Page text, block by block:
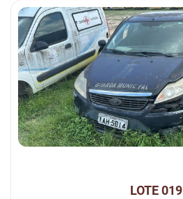
LOTE 019